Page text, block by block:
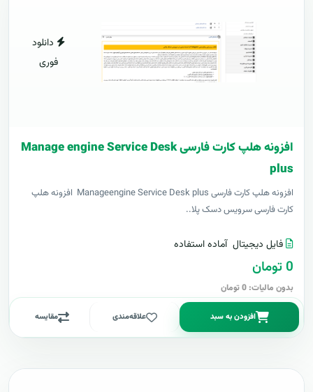
دانلود
فوری
افزونه هلپ کارت فارسی Manage engine Service Desk
plus
افزونه هلپ کارت فارسی Manageengine Service Desk plus افزونه هلپ
کارت فارسی سرویس دسک پلا..
فایل دیجیتال آماده استفاده
0 تومان
بدون مالیات: 0 تومان
افزودن به سبد علاقه‌مندی مقایسه